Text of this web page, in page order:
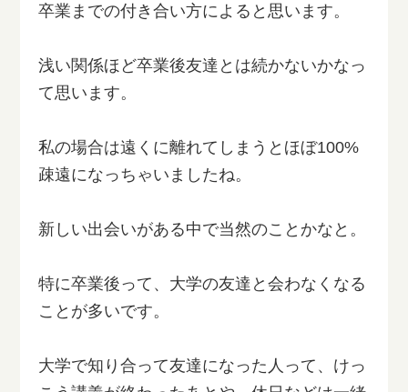
卒業までの付き合い方によると思います。
浅い関係ほど卒業後友達とは続かないかなっ
て思います。
私の場合は遠くに離れてしまうとほぼ100%
疎遠になっちゃいましたね。
新しい出会いがある中で当然のことかなと。
特に卒業後って、大学の友達と会わなくなる
ことが多いです。
大学で知り合って友達になった人って、けっ